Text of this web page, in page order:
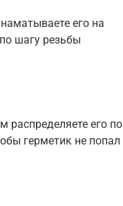
его на
шагу резьбы
распределяете его по
герметик не попал